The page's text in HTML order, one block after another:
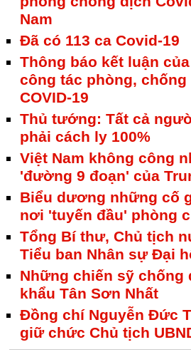
Nam
Đã có 113 ca Covid-19
Thông báo kết luận
công tác phòng, chống
COVID-19
Thủ tướng: Tất cả
phải cách ly 100%
Việt Nam không công
'đường 9 đoạn' của
Biểu dương những cố
nơi 'tuyến đầu' phòng
Tổng Bí thư, Chủ tịch
Tiểu ban Nhân sự Đại
Những chiến sỹ chống
khẩu Tân Sơn Nhất
Đồng chí Nguyễn Đức
giữ chức Chủ tịch